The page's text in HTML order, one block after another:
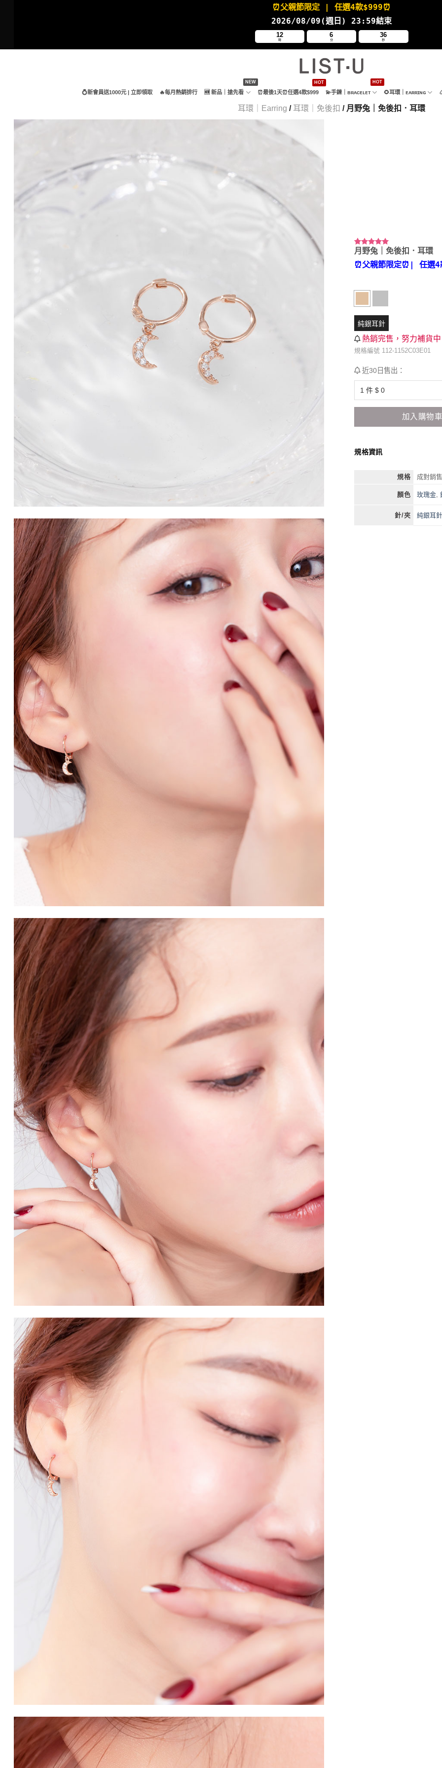
⏰父親節限定 | 任選4款$999⏰
2026/08/09(週日 ) 23:59結束
12
時
6
分
35
秒
💍新會員送1000元 | 立即領取 🔥每月熱銷排行 🆕 新品｜搶先看 ⏰最後1天⏰任選4款$999 💫手鍊｜ʙʀᴀᴄᴇʟᴇᴛ 🌻耳環｜ᴇᴀʀʀɪɴɢ
耳環｜Earring / 耳環｜免後扣 / 月野兔｜免後扣．耳環
評分5.00
/ 5，已有
1
位顧客進行
月野兔｜免後扣．耳環
⏰父親節限定⏰ | 任選4
純銀耳針
熱銷完售，努力補貨
規格編號 112-1152C03E01
近30日售出：
加入購物車
規格資訊
規格 成對銷售
顏色 玫瑰金,
針/夾 純銀耳針